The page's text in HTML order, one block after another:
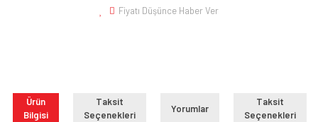
Fiyatı Düşünce Haber Ver
Ürün
Bilgisi
Taksit
Seçenekleri
Yorumlar
Taksit
Seçenekleri